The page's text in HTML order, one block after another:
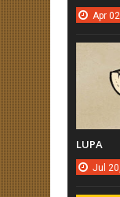
Apr 02,
LUPA
Jul 20,